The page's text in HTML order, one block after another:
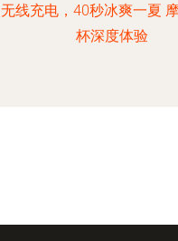
无线充电，40秒冰爽一夏
杯深度体验